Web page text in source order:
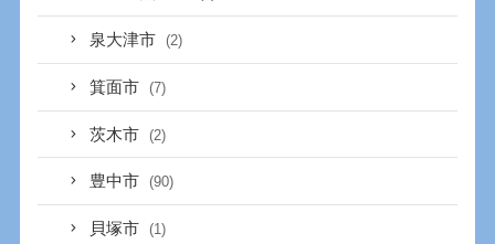
泉大津市 (2)
箕面市 (7)
茨木市 (2)
豊中市 (90)
貝塚市 (1)